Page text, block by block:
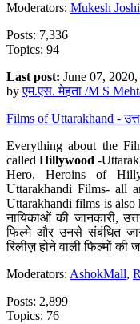
Moderators: Mukesh Joshi
Posts: 7,336
Topics: 94
Last post: June 07,
byएम.एस. मेहता /M S
Films of Uttarakhand -
Everything about the
calledHillywood-
Hero, Heroins of
Uttarakhandi Films- all
Uttarakhandi films is also
नायिकाओं की जानकारी,
फिल्मे और उनसे संबंधित
रिलीज़ होने वाली फिल्मों की
Moderators: AshokMall,
Posts: 2,899
Topics: 76